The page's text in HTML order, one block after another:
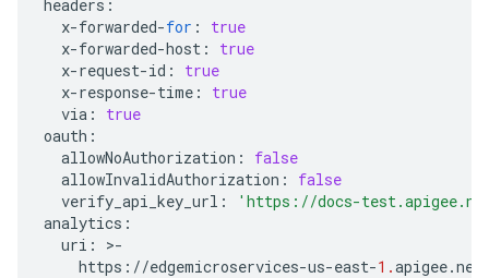
headers :
x-forwarded-for :
true
x-forwarded-host :
true
x-request-id :
true
x-response-time :
true
via :
true
oauth :
allowNoAuthorization :
false
allowInvalidAuthorization :
false
verify_api_key_url :
'https://docs-
analytics :
uri : >-
https : //edgemicroservices-us-east-1.apigee.net